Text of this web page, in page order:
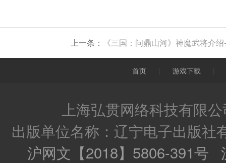
上一条： 《三国：问鼎山河》神魔武将介
首页 游戏下载
上海弘贯网络科技有限
出版单位名称：辽宁电子出版
沪网文【2018】5806-391号